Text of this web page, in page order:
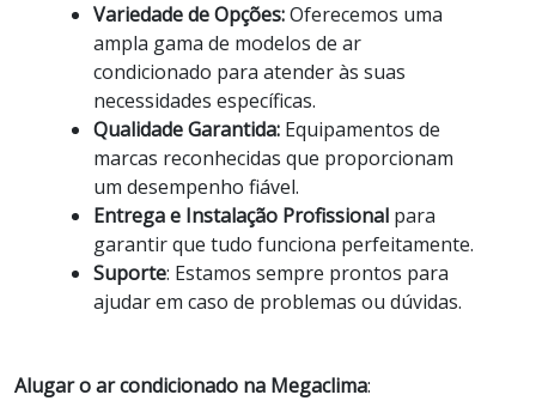
Variedade de Opções:Oferecemos uma
ampla gama de modelos de ar
condicionado para atender às suas
necessidades específicas.
Qualidade Garantida:Equipamentos de
marcas reconhecidas que proporcionam
um desempenho fiável.
Entrega e Instalação Profissionalpara
garantir que tudo funciona perfeitamente.
Suporte: Estamos sempre prontos para
ajudar em caso de problemas ou dúvidas.
Alugar o ar condicionado na Megaclima: